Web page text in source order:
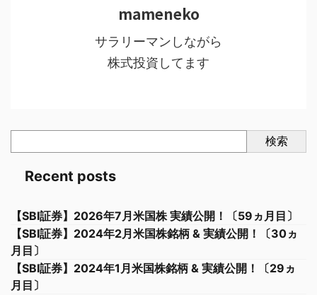
mameneko
サラリーマンしながら
株式投資してます
検索
Recent posts
【SBI証券】2026年7月米国株 実績公開！〔59ヵ月目〕
【SBI証券】2024年2月米国株銘柄 & 実績公開！〔30ヵ
月目〕
【SBI証券】2024年1月米国株銘柄 & 実績公開！〔29ヵ
月目〕